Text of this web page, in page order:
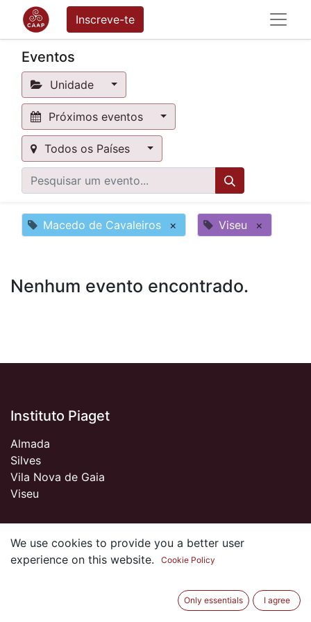
Inscreve-te
Eventos
Unidade
Próximos eventos
Todos os Países
Macedo de Cavaleiros × Viseu ×
Nenhum evento encontrado.
Instituto Piaget
Almada
Silves
Vila Nova de Gaia
Viseu
Sobre nós
apaixonados pela Instituição e por tudo o que de bom
We use cookies to provide you a better user
experience on this website.
Cookie Policy
Only essentials I agree